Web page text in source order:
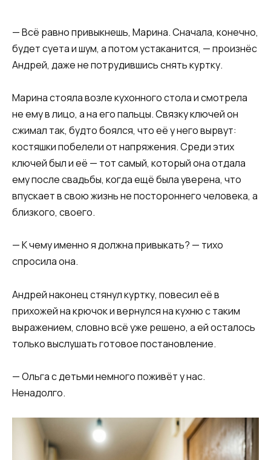
— Всё равно привыкнешь, Марина. Сначала, конечно,
будет суета и шум, а потом устаканится, — произнёс
Андрей, даже не потрудившись снять куртку.
Марина стояла возле кухонного стола и смотрела
не ему в лицо, а на его пальцы. Связку ключей он
сжимал так, будто боялся, что её у него вырвут:
костяшки побелели от напряжения. Среди этих
ключей был и её — тот самый, который она отдала
ему после свадьбы, когда ещё была уверена, что
впускает в свою жизнь не постороннего человека, а
близкого, своего.
— К чему именно я должна привыкать? — тихо
спросила она.
Андрей наконец стянул куртку, повесил её в
прихожей на крючок и вернулся на кухню с таким
выражением, словно всё уже решено, а ей осталось
только выслушать готовое постановление.
— Ольга с детьми немного поживёт у нас.
Ненадолго.